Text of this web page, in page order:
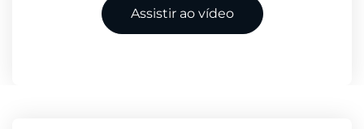
Assistir ao vídeo